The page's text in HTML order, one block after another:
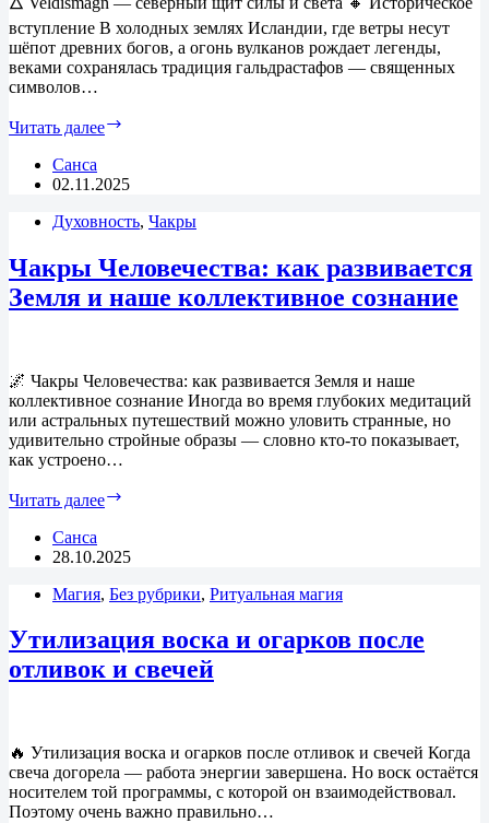
вступление В холодных землях Исландии, где ветры несут
шёпот древних богов, а огонь вулканов рождает легенды,
веками сохранялась традиция гальдрастафов — священных
символов…
Читать далее
северный
силы
Санса
02.11.2025
Духовность, Чакры
Чакры Человечества: как развивается
Земля и наше коллективное сознание
🌌 Чакры Человечества: как развивается Земля и наше
коллективное сознание Иногда во время глубоких медитаций
или астральных путешествий можно уловить странные, но
удивительно стройные образы — словно кто-то показывает,
как устроено…
Читать далее
развивается
и
коллективное
сознание
Санса
28.10.2025
Магия, Без рубрики, Ритуальная магия
Утилизация воска и огарков после
отливок и свечей
🔥 Утилизация воска и огарков после отливок и свечей Когда
свеча догорела — работа энергии завершена. Но воск остаётся
носителем той программы, с которой он взаимодействовал.
Поэтому очень важно правильно…